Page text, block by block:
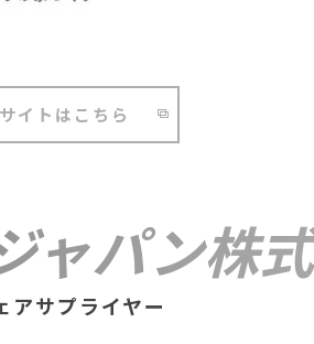
サイトはこちら
ャパン株
アサプライヤー